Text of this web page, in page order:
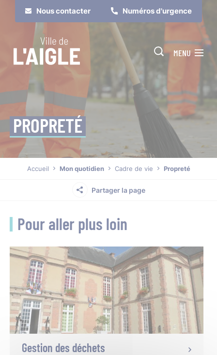
Nous contacter Numéros d'urgence
MENU
PROPRETÉ
Accueil Mon quotidien Cadre de vie Propreté
Partager la page
Pour aller plus loin
Gestion des déchets
Cookies management panel